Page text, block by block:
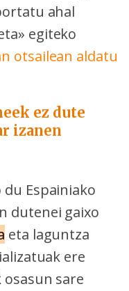
ahal
egiteko
otsailean aldatu
ez dute
izanen
Espainiako
dutenei gaixo
eta laguntza
ere
sare